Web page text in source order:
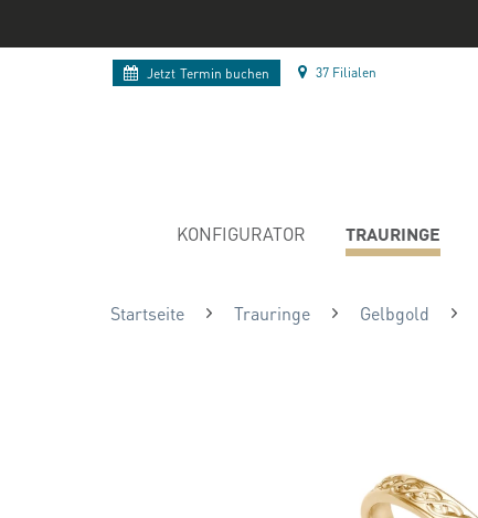
Jetzt Termin buchen 37 Filialen
KONFIGURATOR TRAURINGE
Startseite Trauringe Gelbgold